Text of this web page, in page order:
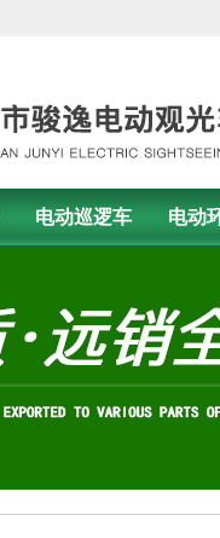
电动巡逻车 电动